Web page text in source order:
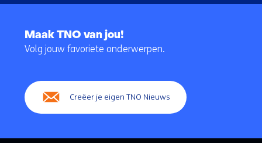
navigatie
Maak TNO van jou!
Volg jouw favoriete onderwerpen.
Creëer je eigen TNO Nieuws